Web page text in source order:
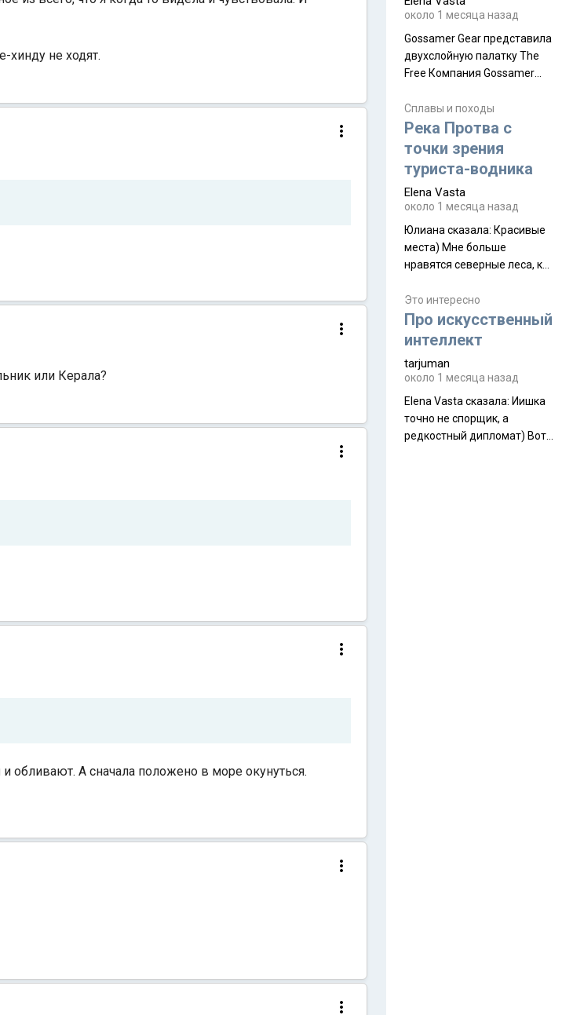
хинду не ходят.
или Керала?
А сначала положено в море окунуться.
около 1 месяца назад
Gossamer Gear представила
двухслойную палатку The
Free Компания Gossamer
туристическую палатку The
Free, которая стала первой
ультралегкой моделью в
ассортименте
производителя. Новинка
получила двухслойную
конструкцию с отдельным
внешним тентом и сетчатой
внутренней палаткой, а ее
комплектации составляет
около 845 г. Палатка весит
менее
Сплавы и походы
Река Протва с
точки зрения
туриста-водника
Elena Vasta
около 1 месяца назад
Юлиана сказалa: Красивые
места) Мне больше
нравятся северные леса, как
южной тайги
Это интересно
Про искусственный
интеллект
tarjuman
около 1 месяца назад
Elena Vasta сказалa: Иишка
точно не спорщик, а
редкостный дипломат) Вот,